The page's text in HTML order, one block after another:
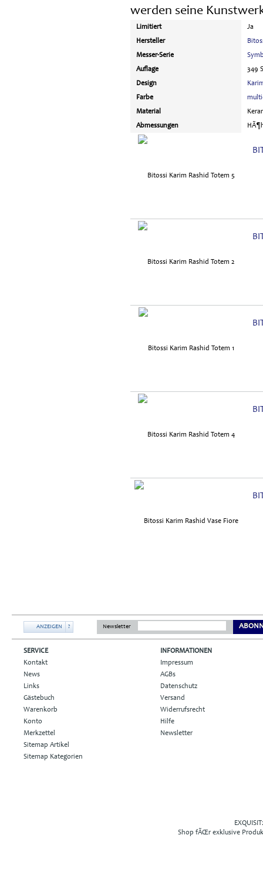
werden seine
Limitiert
Ja
Hersteller
Messer-Serie
Auflage
349
Design
Farbe
Material
Abmessungen
ANZEIGEN ? Newsletter
SERVICE
Kontakt
News
Links
Gästebuch
Warenkorb
Konto
Merkzettel
Sitemap Artikel
Sitemap Kategorien
INFORMATIONEN
Impressum
AGBs
Datenschutz
Versand
Widerrufsrecht
Hilfe
Newsletter
Shop fÃŒr exklusive